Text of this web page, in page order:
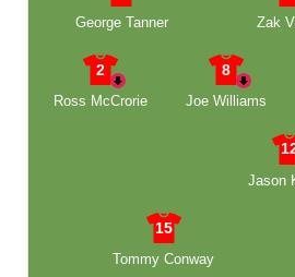
George Tanner
Zak
2
Ross McCrorie
8
Joe Williams
Jason
15
Tommy Conway